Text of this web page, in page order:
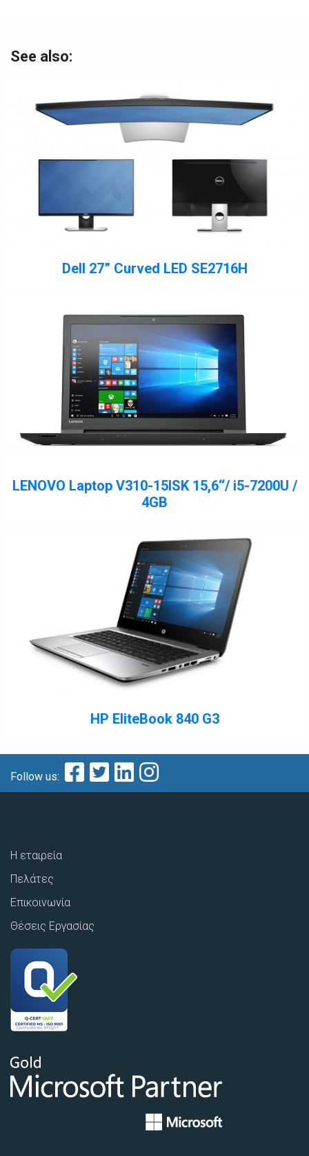
See also:
Dell 27” Curved LED SE2716H
LENOVO Laptop V310-15ISK 15,6‘‘/ i5-7200U /
4GB
HP EliteBook 840 G3
Follow us:
Η εταιρεία
Πελάτες
Επικοινωνία
Θέσεις Εργασίας